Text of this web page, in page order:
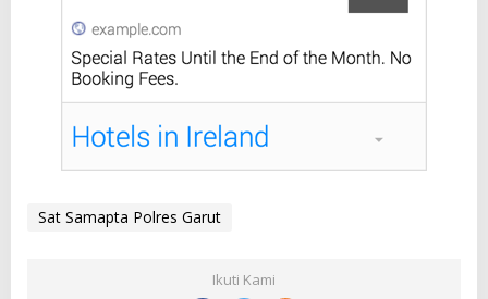
Sat Samapta Polres Garut
Ikuti Kami